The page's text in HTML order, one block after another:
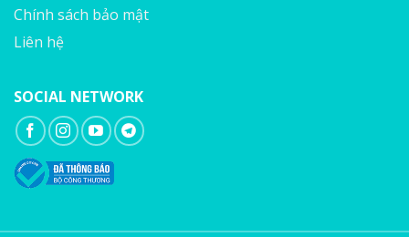
Chính sách bảo mật
Liên hệ
SOCIAL NETWORK